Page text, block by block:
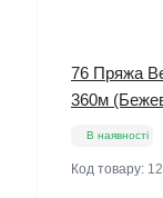
76 Пряжа
360м
В наявності
Код товару: